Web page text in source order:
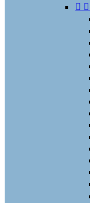
 